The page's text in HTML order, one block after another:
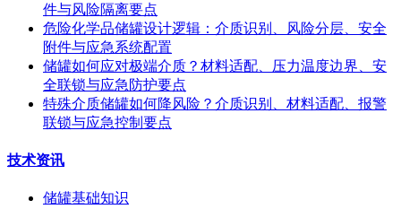
件与风险隔离要点
危险化学品储罐设计逻辑：介质识别、风险分层、安全
附件与应急系统配置
储罐如何应对极端介质？材料适配、压力温度边界、安
全联锁与应急防护要点
特殊介质储罐如何降风险？介质识别、材料适配、报警
联锁与应急控制要点
技术资讯
储罐基础知识